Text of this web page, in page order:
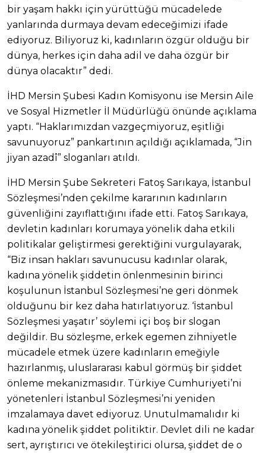
bir yaşam hakkı için yürüttüğü mücadelede
yanlarında durmaya devam edeceğimizi ifade
ediyoruz. Biliyoruz ki, kadınların özgür olduğu bir
dünya, herkes için daha adil ve daha özgür bir
dünya olacaktır” dedi.
İHD Mersin Şubesi Kadın Komisyonu ise Mersin Aile
ve Sosyal Hizmetler İl Müdürlüğü önünde açıklama
yaptı. “Haklarımızdan vazgeçmiyoruz, eşitliği
savunuyoruz” pankartının açıldığı açıklamada, “Jin
jiyan azadî” sloganları atıldı.
İHD Mersin Şube Sekreteri Fatoş Sarıkaya, İstanbul
Sözleşmesi’nden çekilme kararının kadınların
güvenliğini zayıflattığını ifade etti. Fatoş Sarıkaya,
devletin kadınları korumaya yönelik daha etkili
politikalar geliştirmesi gerektiğini vurgulayarak,
“Biz insan hakları savunucusu kadınlar olarak,
kadına yönelik şiddetin önlenmesinin birinci
koşulunun İstanbul Sözleşmesi’ne geri dönmek
olduğunu bir kez daha hatırlatıyoruz. ‘İstanbul
Sözleşmesi yaşatır’ söylemi içi boş bir slogan
değildir. Bu sözleşme, erkek egemen zihniyetle
mücadele etmek üzere kadınların emeğiyle
hazırlanmış, uluslararası kabul görmüş bir şiddet
önleme mekanizmasıdır. Türkiye Cumhuriyeti’ni
yönetenleri İstanbul Sözleşmesi’ni yeniden
imzalamaya davet ediyoruz. Unutulmamalıdır ki
kadına yönelik şiddet politiktir. Devlet dili ne kadar
sert, ayrıştırıcı ve ötekileştirici olursa, şiddet de o